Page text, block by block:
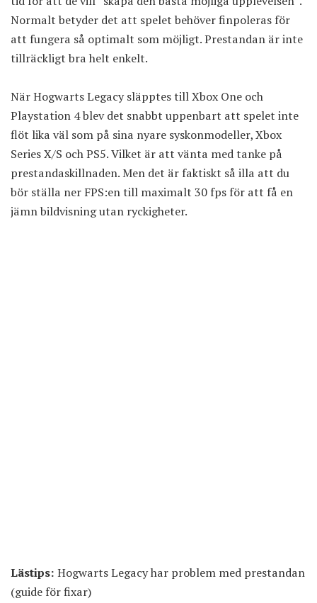
Normalt betyder det att spelet behöver finpoleras för
att fungera så optimalt som möjligt. Prestandan är inte
tillräckligt bra helt enkelt.
När Hogwarts Legacy släpptes till Xbox One och
Playstation 4 blev det snabbt uppenbart att spelet inte
flöt lika väl som på sina nyare syskonmodeller, Xbox
Series X/S och PS5. Vilket är att vänta med tanke på
prestandaskillnaden. Men det är faktiskt så illa att du
bör ställa ner FPS:en till maximalt 30 fps för att få en
jämn bildvisning utan ryckigheter.
Lästips: Hogwarts Legacy har problem med prestandan
(guide för fixar)